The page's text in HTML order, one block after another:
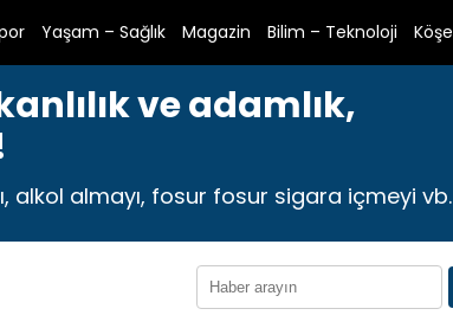
Yaşam – Sağlık Magazin Bilim – Teknoloji
ve adamlık,
alkol almayı, fosur fosur sigara içmeyi vb.